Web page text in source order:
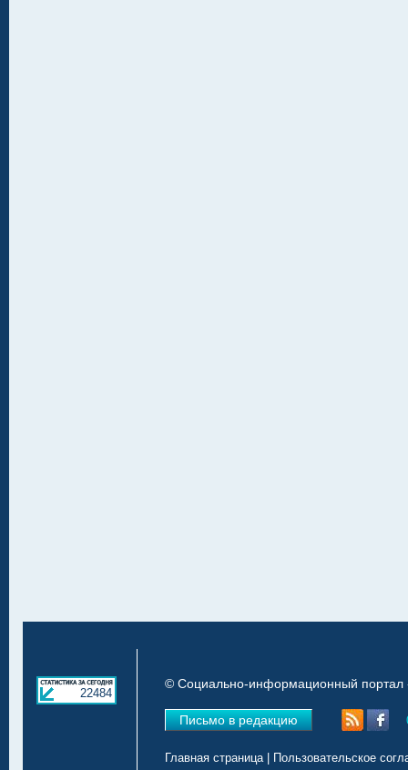
22484
© Социально-информационный портал
Письмо в редакцию
Главная страница| Пользовательское